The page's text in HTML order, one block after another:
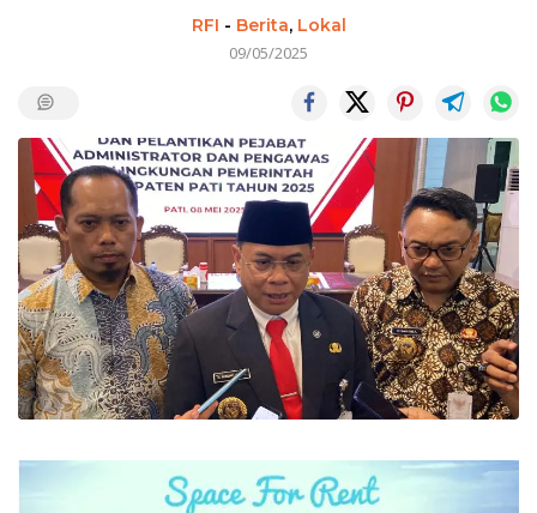
RFI - Berita, Lokal
09/05/2025